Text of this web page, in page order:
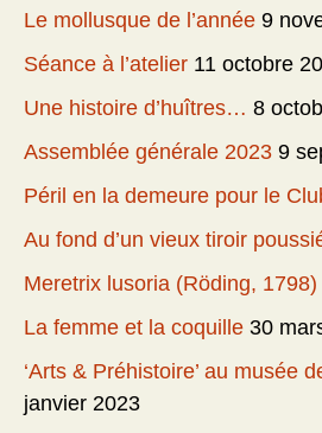
Le mollusque de l’année 9
Séance à l’atelier 11 octobre
Une histoire d’huîtres… 8
Assemblée générale 2023 9
Péril en la demeure pour le
Au fond d’un vieux tiroir
Meretrix lusoria (Röding, 1798)
La femme et la coquille 30
‘Arts & Préhistoire’ au musée
janvier 2023